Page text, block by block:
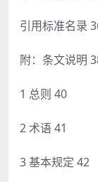
引用标准名录
附：条文说明
1 总则 40
2 术语 41
3 基本规定 42